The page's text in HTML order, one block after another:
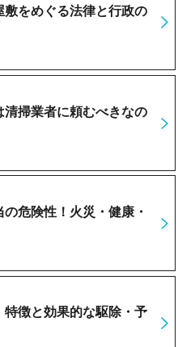
敷をめぐる法律と行政の
掃業者に頼むべきなの
危険性！火災・健康・
特徴と効果的な駆除・予